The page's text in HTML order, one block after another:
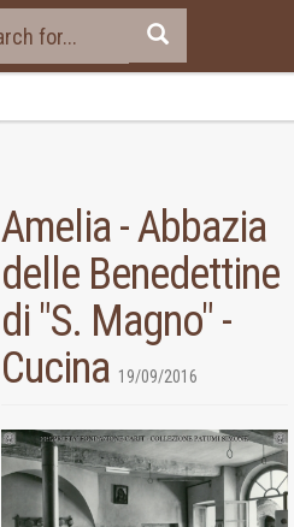
Amelia - Abbazia
delle Benedettine
di "S. Magno" -
Cucina 19/09/2016